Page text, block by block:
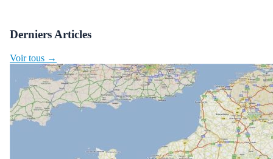
Derniers Articles
Voir tous →